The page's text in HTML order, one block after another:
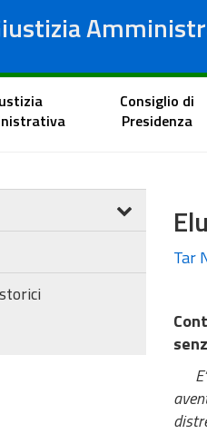
Amministrativi
Portale del cittadinoConsiglio di
Presidenza
Tar